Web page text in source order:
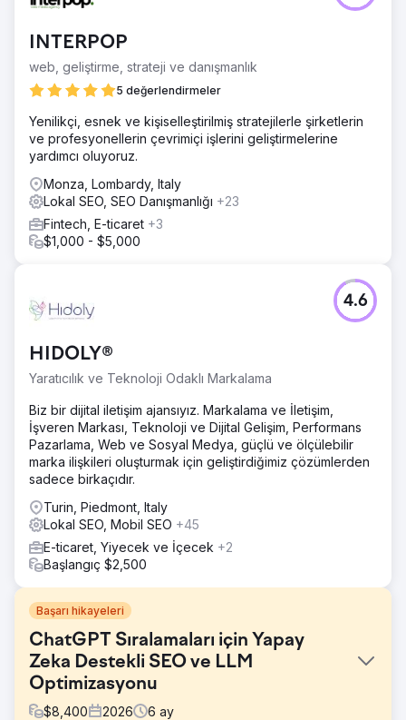
INTERPOP
web, geliştirme, strateji ve danışmanlık
5 değerlendirmeler
Yenilikçi, esnek ve kişiselleştirilmiş stratejilerle şirketlerin
ve profesyonellerin çevrimiçi işlerini geliştirmelerine
yardımcı oluyoruz.
Monza, Lombardy, Italy
Lokal SEO, SEO Danışmanlığı +23
Fintech, E-ticaret +3
$1,000 - $5,000
HIDOLY®
Yaratıcılık ve Teknoloji Odaklı Markalama
4.6
Biz bir dijital iletişim ajansıyız. Markalama ve İletişim,
İşveren Markası, Teknoloji ve Dijital Gelişim, Performans
Pazarlama, Web ve Sosyal Medya, güçlü ve ölçülebilir
marka ilişkileri oluşturmak için geliştirdiğimiz çözümlerden
sadece birkaçıdır.
Turin, Piedmont, Italy
Lokal SEO, Mobil SEO +45
E-ticaret, Yiyecek ve İçecek +2
Başlangıç $2,500
Başarı hikayeleri
ChatGPT Sıralamaları için Yapay
Zeka Destekli SEO ve LLM
Optimizasyonu
$8,400 2026 6 ay